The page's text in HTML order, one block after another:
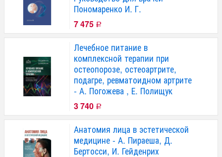
Пономаренко И. Г.
7 475 Р
Лечебное питание в
комплексной терапии при
остеопорозе, остеоартрите,
подагре, ревматоидном артрите
- А. Погожева , Е. Полищук
3 740 Р
Анатомия лица в эстетической
медицине - А. Пираеша, Д.
Бертосси, И. Гейденрих